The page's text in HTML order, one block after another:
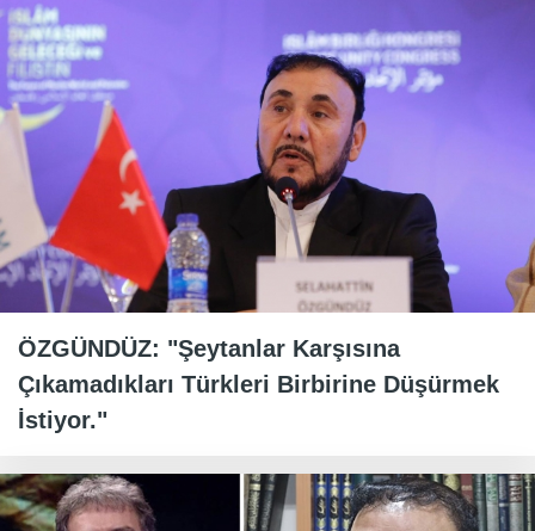
ÖZGÜNDÜZ: "Şeytanlar Karşısına
Çıkamadıkları Türkleri Birbirine Düşürmek
İstiyor."